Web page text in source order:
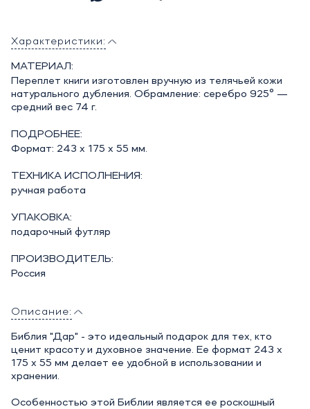
Характеристики:
МАТЕРИАЛ:
Переплет книги изготовлен вручную из телячьей кожи
натурального дубления. Обрамление: серебро 925° —
средний вес 74 г.
ПОДРОБНЕЕ:
Формат: 243 x 175 x 55 мм.
ТЕХНИКА ИСПОЛНЕНИЯ:
ручная работа
УПАКОВКА:
подарочный футляр
ПРОИЗВОДИТЕЛЬ:
Россия
Описание:
Библия "Дар" - это идеальный подарок для тех, кто
ценит красоту и духовное значение. Ее формат 243 x
175 x 55 мм делает ее удобной в использовании и
хранении.
Особенностью этой Библии является ее роскошный